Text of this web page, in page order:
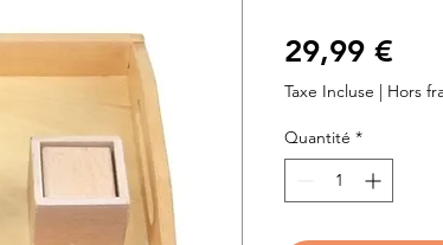
29,99 €
Taxe Incluse | Hors
Quantité *